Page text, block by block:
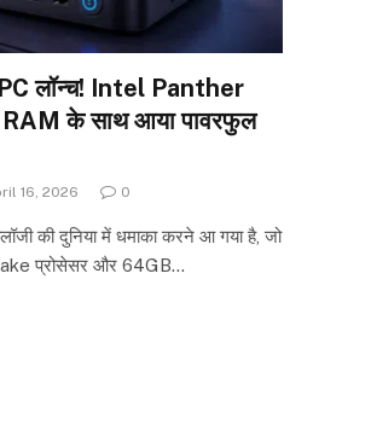
PC लॉन्च! Intel Panther
के साथ आया पावरफुल
16, 2026 0
की दुनिया में धमाका करने आ गया है, जो
प्रोसेसर और 64GB…